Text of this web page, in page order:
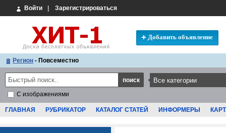
Войти Зарегистрироваться
Добавить объявление
Регион - Повсеместно
С изображениями
ГЛАВНАЯ РУБРИКАТОР КАТАЛОГ СТАТЕЙ ИНФОРМЕРЫ